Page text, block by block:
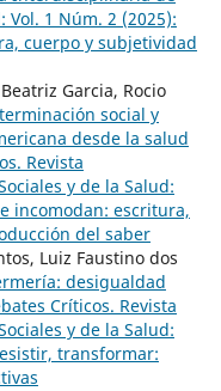
Vol. 1 Núm. 2 (2025):
cuerpo y subjetividad
Garcia, Rocio
social y
desde la salud
Revista
y de la Salud:
incomodan: escritura,
del saber
Luiz Faustino dos
desigualdad
Críticos. Revista
y de la Salud:
transformar: